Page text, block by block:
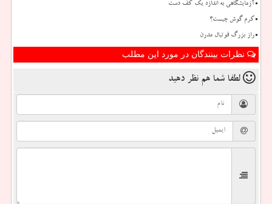
آزمایشگاهی به اندازه یک کف دست
کرم گوش چیست؟
راز بزرگ فوتبال مدرن
نظرات بینندگان در مورد این مطلب
لطفا شما هم نظر دهید